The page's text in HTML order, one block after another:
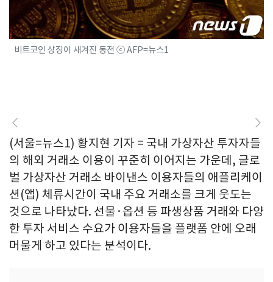
비트코인 상징이 새겨진 동전 ⓒ AFP=뉴스1
(서울=뉴스1) 황지현 기자 = 국내 가상자산 투자자들
의 해외 거래소 이용이 꾸준히 이어지는 가운데, 글로
벌 가상자산 거래소 바이낸스 이용자들의 애플리케이
션(앱) 체류시간이 국내 주요 거래소를 크게 웃도는
것으로 나타났다. 선물·옵션 등 파생상품 거래와 다양
한 투자 서비스 수요가 이용자들을 플랫폼 안에 오래
머물게 하고 있다는 분석이다.